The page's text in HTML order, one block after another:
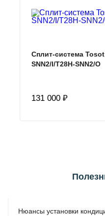
Сплит-система
SNN2/I/T28H-SNN2/O
131 000 ₽
Нюансы установки